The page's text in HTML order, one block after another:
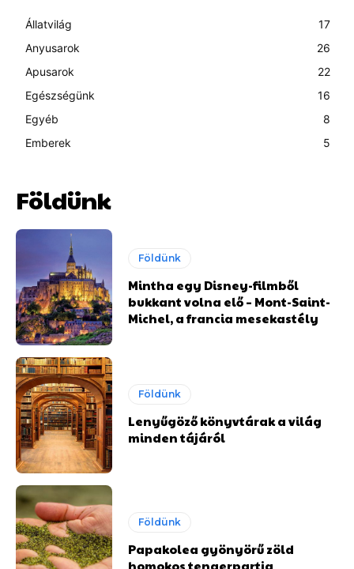
Állatvilág
17
Anyusarok
26
Apusarok
22
Egészségünk
16
Egyéb
8
Emberek
5
Földünk
Földünk
Mintha egy Disney-filmből
bukkant volna elő – Mont-Saint-
Michel, a francia mesekastély
Földünk
Lenyűgöző könyvtárak a világ
minden tájáról
Földünk
Papakolea gyönyörű zöld
homokos tengerpartja